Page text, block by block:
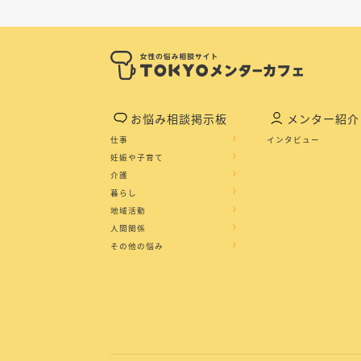
お悩み相談掲示板
仕事
妊娠や子育て
介護
暮らし
地域活動
人間関係
その他の悩み
メンター紹介
インタビュー